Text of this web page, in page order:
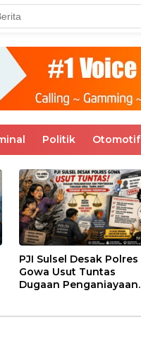
Politik Otomotif
PJI Sulsel Desak Polres
Gowa Usut Tuntas
Dugaan Penganiayaan